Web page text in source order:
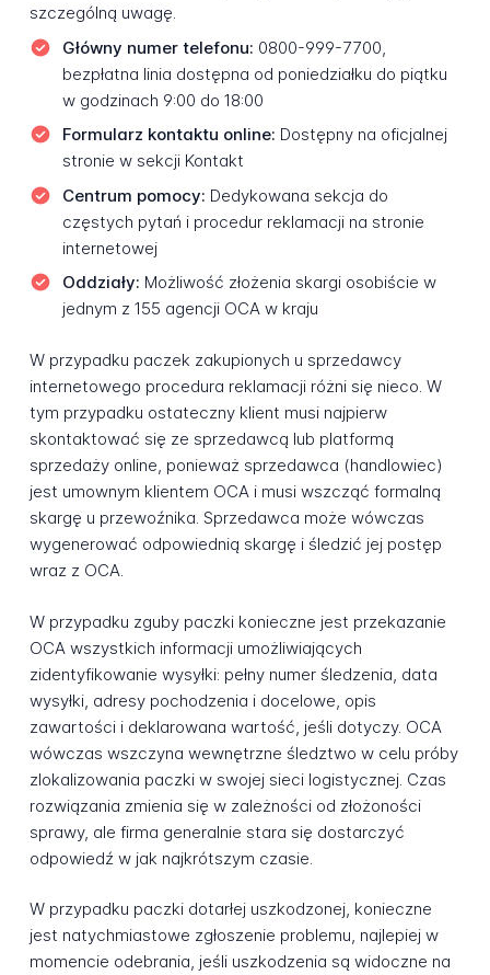
szczególną uwagę.
Główny numer telefonu: 0800-999-7700,
bezpłatna linia dostępna od poniedziałku do piątku
w godzinach 9:00 do 18:00
Formularz kontaktu online: Dostępny na oficjalnej
stronie w sekcji Kontakt
Centrum pomocy: Dedykowana sekcja do
częstych pytań i procedur reklamacji na stronie
internetowej
Oddziały: Możliwość złożenia skargi osobiście w
jednym z 155 agencji OCA w kraju
W przypadku paczek zakupionych u sprzedawcy
internetowego procedura reklamacji różni się nieco. W
tym przypadku ostateczny klient musi najpierw
skontaktować się ze sprzedawcą lub platformą
sprzedaży online, ponieważ sprzedawca (handlowiec)
jest umownym klientem OCA i musi wszcząć formalną
skargę u przewoźnika. Sprzedawca może wówczas
wygenerować odpowiednią skargę i śledzić jej postęp
wraz z OCA.
W przypadku zguby paczki konieczne jest przekazanie
OCA wszystkich informacji umożliwiających
zidentyfikowanie wysyłki: pełny numer śledzenia, data
wysyłki, adresy pochodzenia i docelowe, opis
zawartości i deklarowana wartość, jeśli dotyczy. OCA
wówczas wszczyna wewnętrzne śledztwo w celu próby
zlokalizowania paczki w swojej sieci logistycznej. Czas
rozwiązania zmienia się w zależności od złożoności
sprawy, ale firma generalnie stara się dostarczyć
odpowiedź w jak najkrótszym czasie.
W przypadku paczki dotarłej uszkodzonej, konieczne
jest natychmiastowe zgłoszenie problemu, najlepiej w
momencie odebrania, jeśli uszkodzenia są widoczne na